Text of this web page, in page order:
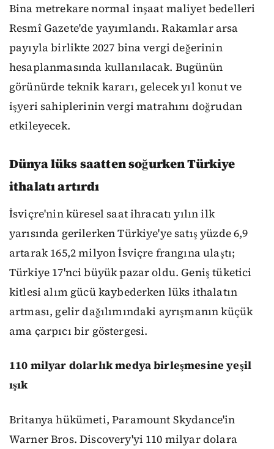
Bina metrekare normal inşaat maliyet bedelleri
Resmî Gazete'de yayımlandı. Rakamlar arsa
payıyla birlikte 2027 bina vergi değerinin
hesaplanmasında kullanılacak. Bugünün
görünürde teknik kararı, gelecek yıl konut ve
işyeri sahiplerinin vergi matrahını doğrudan
etkileyecek.
Dünya lüks saatten soğurken Türkiye
ithalatı artırdı
İsviçre'nin küresel saat ihracatı yılın ilk
yarısında gerilerken Türkiye'ye satış yüzde 6,9
artarak 165,2 milyon İsviçre frangına ulaştı;
Türkiye 17'nci büyük pazar oldu. Geniş tüketici
kitlesi alım gücü kaybederken lüks ithalatın
artması, gelir dağılımındaki ayrışmanın küçük
ama çarpıcı bir göstergesi.
110 milyar dolarlık medya birleşmesine yeşil
ışık
Britanya hükümeti, Paramount Skydance'in
Warner Bros. Discovery'yi 110 milyar dolara